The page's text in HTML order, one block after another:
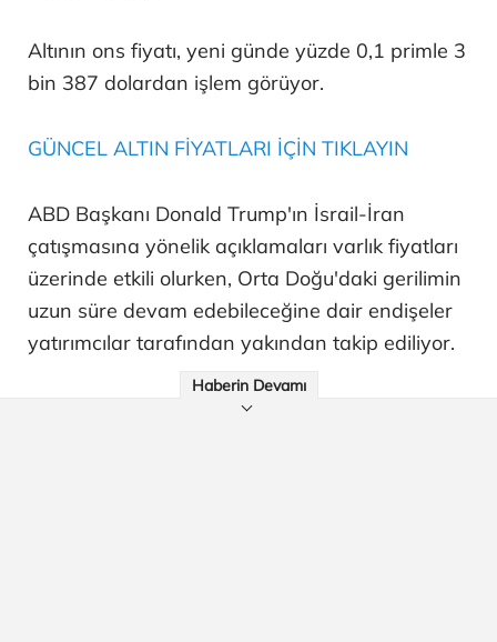
Altının ons fiyatı, yeni günde yüzde 0,1 primle 3
bin 387 dolardan işlem görüyor.
GÜNCEL ALTIN FİYATLARI İÇİN TIKLAYIN
ABD Başkanı Donald Trump'ın İsrail-İran
çatışmasına yönelik açıklamaları varlık fiyatları
üzerinde etkili olurken, Orta Doğu'daki gerilimin
uzun süre devam edebileceğine dair endişeler
yatırımcılar tarafından yakından takip ediliyor.
Haberin Devamı